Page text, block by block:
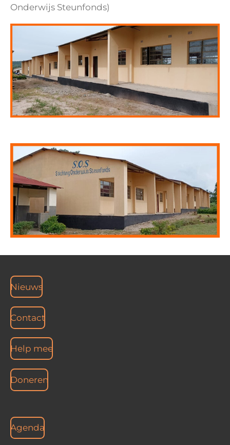
Onderwijs Steunfonds)
Nieuws
Contact
Help mee
Doneren
Agenda